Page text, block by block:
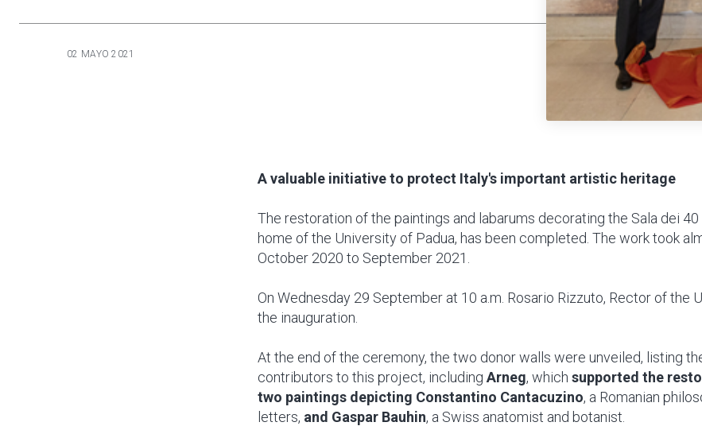
02 MAYO 2021
A valuable initiative to protect Italy's important artistic heritage
The restoration of the paintings and labarums decorating the Sala dei 40
home of the University of Padua, has been completed. The work took
October 2020 to September 2021.
On Wednesday 29 September at 10 a.m. Rosario Rizzuto, Rector of the
the inauguration.
At the end of the ceremony, the two donor walls were unveiled, listing
contributors to this project, including Arneg, which supported the
two paintings depicting Constantino Cantacuzino, a Romanian
letters, and Gaspar Bauhin, a Swiss anatomist and botanist.